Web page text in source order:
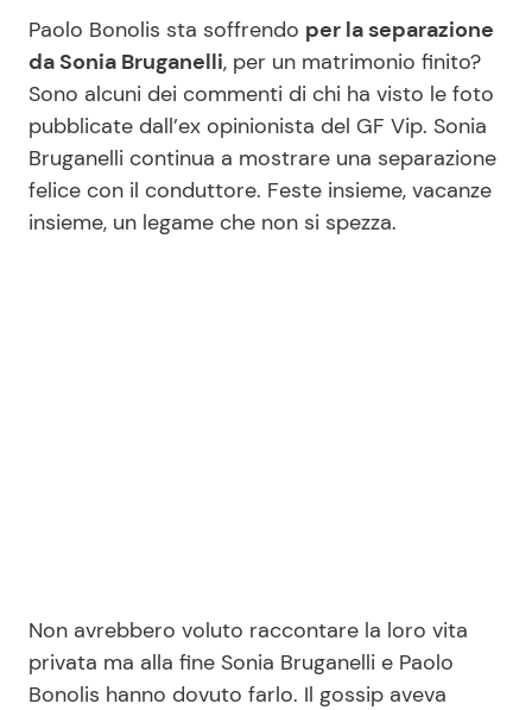
Casa
Moda e Style
Mondo Mamma
News benessere
Consigli di Cucina
Dolci
Le Ricette in TV
Primi Piatti
Info
Paolo Bonolis sta soffrendo per la separazione
da Sonia Bruganelli, per un matrimonio finito?
Sono alcuni dei commenti di chi ha visto le foto
pubblicate dall’ex opinionista del GF Vip. Sonia
Bruganelli continua a mostrare una separazione
felice con il conduttore. Feste insieme, vacanze
insieme, un legame che non si spezza.
Non avrebbero voluto raccontare la loro vita
privata ma alla fine Sonia Bruganelli e Paolo
Bonolis hanno dovuto farlo. Il gossip aveva